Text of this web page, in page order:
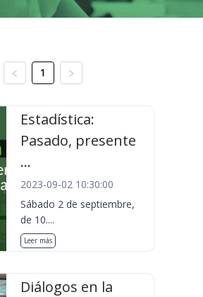
1
Estadística:
Pasado, presente
...
2023-09-02 10:30:00
Sábado 2 de septiembre,
de 10....
Leer más
Diálogos en la